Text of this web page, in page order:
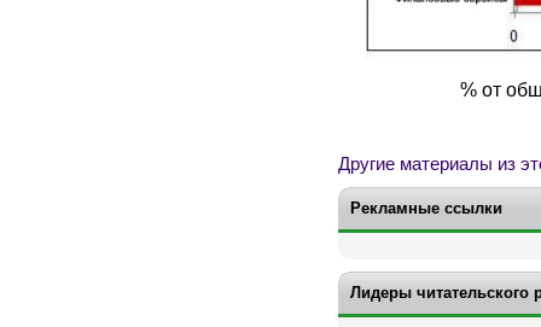
% от
Другие материалы из
Рекламные ссылки
Лидеры читательского